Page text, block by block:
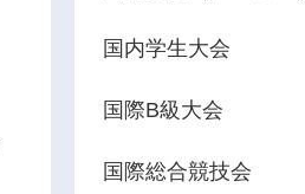
国内学生大会
国際B級大会
国際総合競技会